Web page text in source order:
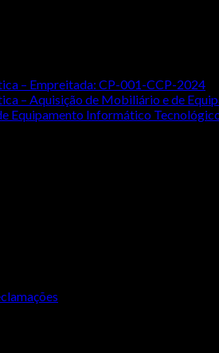
– Empreitada: CP-001-CCP-2024
– Aquisição de Mobiliário e de
Equipamento Informático